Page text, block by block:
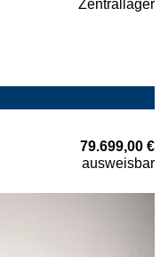
Zentrallager
79.699,00 €
ausweisbar